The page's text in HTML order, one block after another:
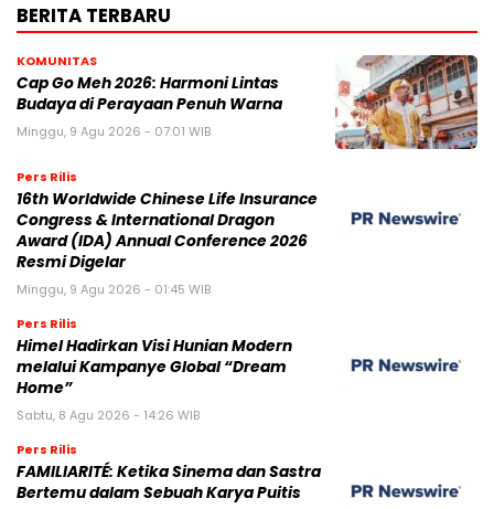
BERITA TERBARU
KOMUNITAS
Cap Go Meh 2026: Harmoni Lintas
Budaya di Perayaan Penuh Warna
Minggu, 9 Agu 2026 - 07:01 WIB
Pers Rilis
16th Worldwide Chinese Life Insurance
Congress & International Dragon
Award (IDA) Annual Conference 2026
Resmi Digelar
Minggu, 9 Agu 2026 - 01:45 WIB
Pers Rilis
Himel Hadirkan Visi Hunian Modern
melalui Kampanye Global “Dream
Home”
Sabtu, 8 Agu 2026 - 14:26 WIB
Pers Rilis
FAMILIARITÉ: Ketika Sinema dan Sastra
Bertemu dalam Sebuah Karya Puitis